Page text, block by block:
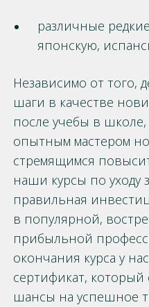
различные
японскую,
Независимо от того,
шаги в качестве
после учебы в
опытным мастером
стремящимся
наши курсы по уходу
правильная
в популярной,
прибыльной
окончания курса у
сертификат,
шансы на успешное